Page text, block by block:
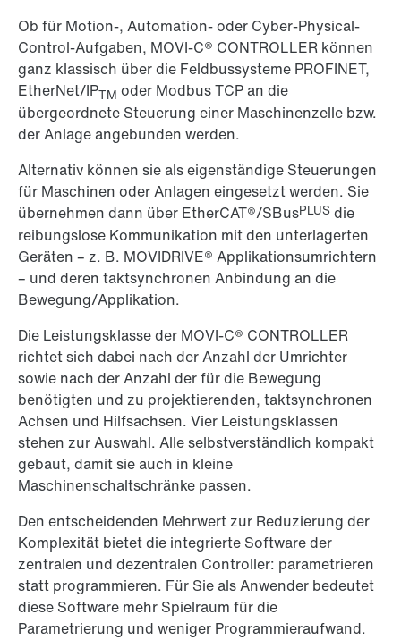
Ob für Motion-, Automation- oder Cyber-Physical-
Control-Aufgaben, MOVI-C® CONTROLLER können
ganz klassisch über die Feldbussysteme PROFINET,
EtherNet/IPTM oder Modbus TCP an die
übergeordnete Steuerung einer Maschinenzelle bzw.
der Anlage angebunden werden.
Alternativ können sie als eigenständige Steuerungen
für Maschinen oder Anlagen eingesetzt werden. Sie
übernehmen dann über EtherCAT®/SBusPLUS die
reibungslose Kommunikation mit den unterlagerten
Geräten – z. B. MOVIDRIVE® Applikationsumrichtern
– und deren taktsynchronen Anbindung an die
Bewegung/Applikation.
Die Leistungsklasse der MOVI-C® CONTROLLER
richtet sich dabei nach der Anzahl der Umrichter
sowie nach der Anzahl der für die Bewegung
benötigten und zu projektierenden, taktsynchronen
Achsen und Hilfsachsen. Vier Leistungsklassen
stehen zur Auswahl. Alle selbstverständlich kompakt
gebaut, damit sie auch in kleine
Maschinenschaltschränke passen.
Den entscheidenden Mehrwert zur Reduzierung der
Komplexität bietet die integrierte Software der
zentralen und dezentralen Controller: parametrieren
statt programmieren. Für Sie als Anwender bedeutet
diese Software mehr Spielraum für die
Parametrierung und weniger Programmieraufwand.